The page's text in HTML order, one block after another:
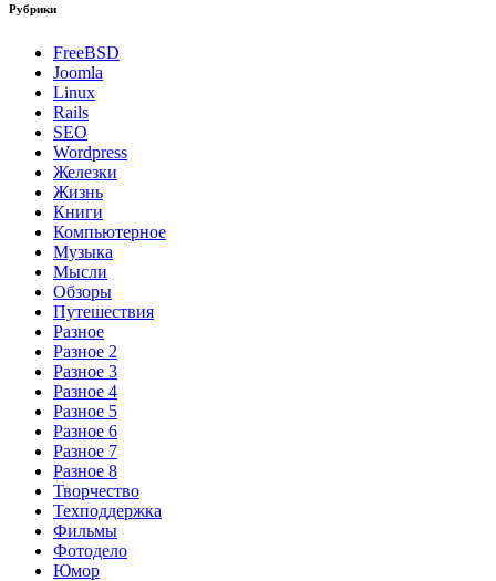
Рубрики
FreeBSD
Joomla
Linux
Rails
SEO
Wordpress
Железки
Жизнь
Книги
Компьютерное
Музыка
Мысли
Обзоры
Путешествия
Разное
Разное 2
Разное 3
Разное 4
Разное 5
Разное 6
Разное 7
Разное 8
Творчество
Техподдержка
Фильмы
Фотодело
Юмор